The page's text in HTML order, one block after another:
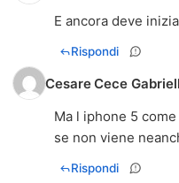
E ancora deve
Rispondi
Cesare Cece
Ma l iphone 5
se non viene
Rispondi